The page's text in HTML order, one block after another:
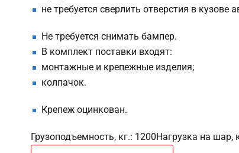
не требуется сверлить отверстия в
Не требуется снимать бампер.
В комплект поставки входят:
монтажные и крепежные изделия;
колпачок.
Крепеж оцинкован.
Грузоподъемность, кг.: 1200Нагрузка на шар,